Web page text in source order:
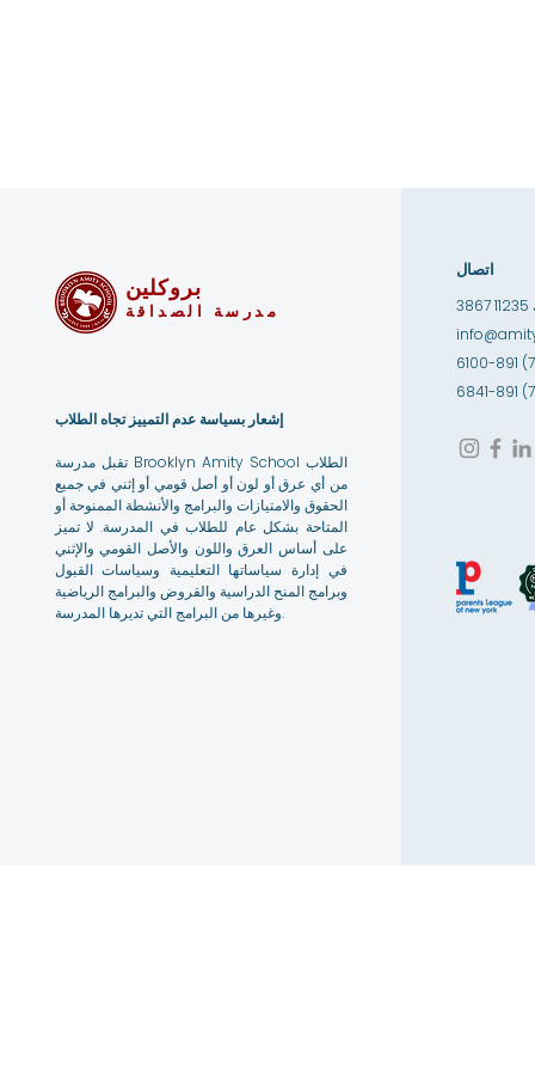
بروكلين
مدرسة الصداقة
إشعار بسياسة عدم التمييز تجاه الطلاب
تقبل مدرسة Brooklyn Amity School الطلاب
من أي عرق أو لون أو أصل قومي أو إثني في جميع
الحقوق والامتيازات والبرامج والأنشطة الممنوحة أو
المتاحة بشكل عام للطلاب في المدرسة. لا تميز
على أساس العرق واللون والأصل القومي والإثني
في إدارة سياساتها التعليمية وسياسات القبول
وبرامج المنح الدراسية والقروض والبرامج الرياضية
وغيرها من البرامج التي تديرها المدرسة.
اتصال